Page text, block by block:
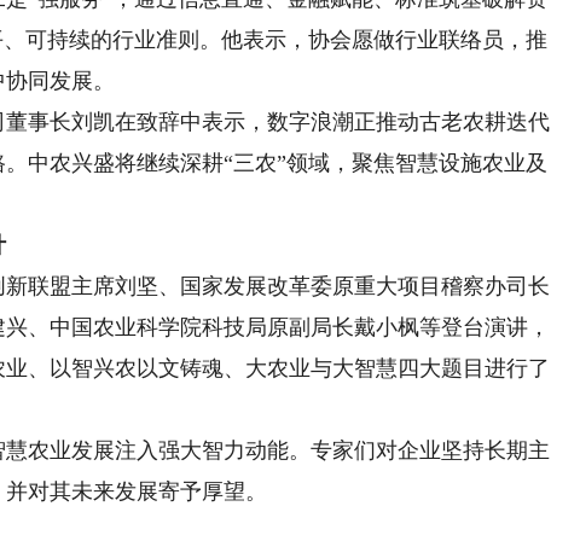
可持续的行业准则。他表示，协会愿做行业联络员，推
同发展。
长刘凯在致辞中表示，数字浪潮正推动古老农耕迭代
中农兴盛将继续深耕“三农”领域，聚焦智慧设施农业及
盟主席刘坚、国家发展改革委原重大项目稽察办司长
、中国农业科学院科技局原副局长戴小枫等登台演讲，
、以智兴农以文铸魂、大农业与大智慧四大题目进行了
业发展注入强大智力动能。专家们对企业坚持长期主
对其未来发展寄予厚望。